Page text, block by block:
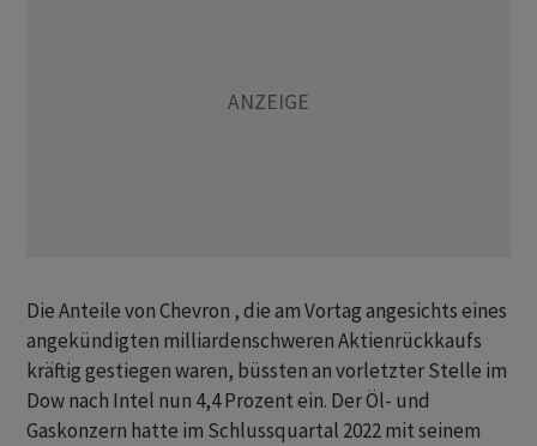
Die Anteile von Chevron , die am Vortag angesichts eines
angekündigten milliardenschweren Aktienrückkaufs
kräftig gestiegen waren, büssten an vorletzter Stelle im
Dow nach Intel nun 4,4 Prozent ein. Der Öl- und
Gaskonzern hatte im Schlussquartal 2022 mit seinem